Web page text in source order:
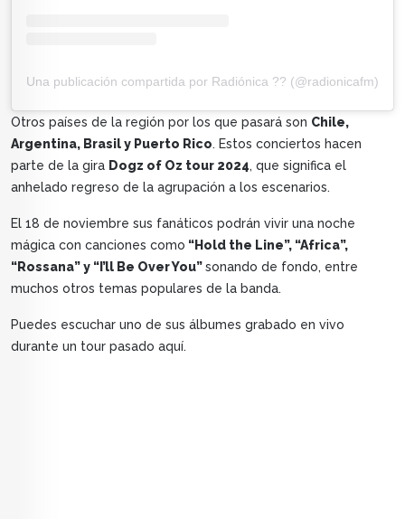
Una publicación compartida por Radiónica ?? (@radionicafm)
Otros países de la región por los que pasará son Chile,
Argentina, Brasil y Puerto Rico. Estos conciertos hacen
parte de la gira Dogz of Oz tour 2024, que significa el
anhelado regreso de la agrupación a los escenarios.
El 18 de noviembre sus fanáticos podrán vivir una noche
mágica con canciones como “Hold the Line”, “Africa”,
“Rossana” y “I’ll Be Over You”sonando de fondo, entre
muchos otros temas populares de la banda.
Puedes escuchar uno de sus álbumes grabado en vivo
durante un tour pasado aquí.